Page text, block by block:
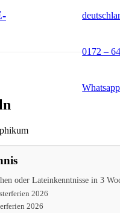
0172 –
Whatsapp
oder Lateinkenntnisse in 3
2026
2026